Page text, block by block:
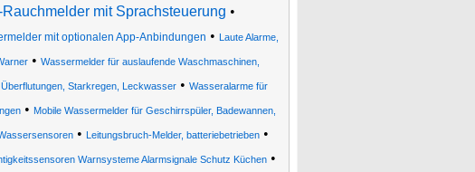
mit Sprachsteuerung •
mit optionalen App-Anbindungen • Laute Alarme,
• Wassermelder für auslaufende Waschmaschinen,
Starkregen, Leckwasser • Wasseralarme für
• Mobile Wassermelder für Geschirrspüler, Badewannen,
• Leitungsbruch-Melder, batteriebetrieben •
Warnsysteme Alarmsignale Schutz Küchen•